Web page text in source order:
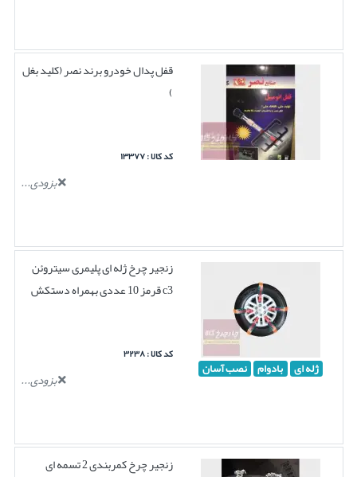
قفل پدال خودرو برند نصر (کلید بغل
)
کد کالا : ۱۳۳۷۷
بزودی...
ژله ای بادوام نصب آسان
زنجیر چرخ ژله ای پلیمری سیتروئن
c3 قرمز 10 عددی بهمراه دستکش
کد کالا : ۳۲۳۸
بزودی...
زنجیر چرخ کمربندی 2 تسمه ای